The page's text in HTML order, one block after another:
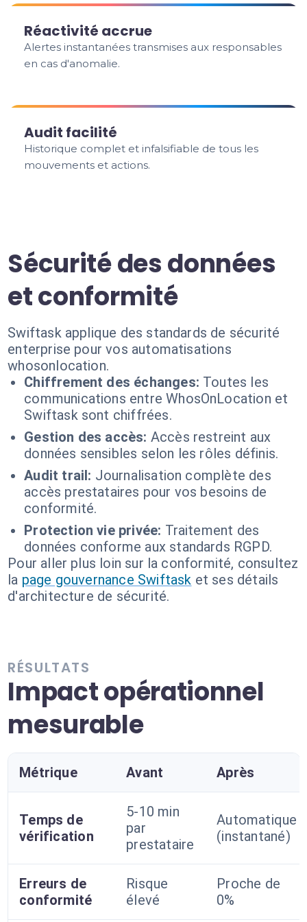
Réactivité accrue
Alertes instantanées transmises aux responsables
en cas d'anomalie.
Audit facilité
Historique complet et infalsifiable de tous les
mouvements et actions.
Sécurité des données
et conformité
Swiftask applique des standards de sécurité
enterprise pour vos automatisations
whosonlocation.
Chiffrement des échanges: Toutes les
communications entre WhosOnLocation et
Swiftask sont chiffrées.
Gestion des accès: Accès restreint aux
données sensibles selon les rôles définis.
Audit trail: Journalisation complète des
accès prestataires pour vos besoins de
conformité.
Protection vie privée: Traitement des
données conforme aux standards RGPD.
Pour aller plus loin sur la conformité, consultez
la page gouvernance Swiftask et ses détails
d'architecture de sécurité.
RÉSULTATS
Impact opérationnel
mesurable
Métrique Avant Après
Temps de
vérification
5-10 min
par
prestataire
Automatique
(instantané)
Erreurs de
conformité
Risque
élevé
Proche de
0%